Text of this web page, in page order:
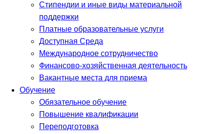
Стипендии и иные виды материальной
поддержки
Платные образовательные услуги
Доступная Среда
Международное сотрудничество
Финансово-хозяйственная деятельность
Вакантные места для приема
Обучение
Обязательное обучение
Повышение квалификации
Переподготовка